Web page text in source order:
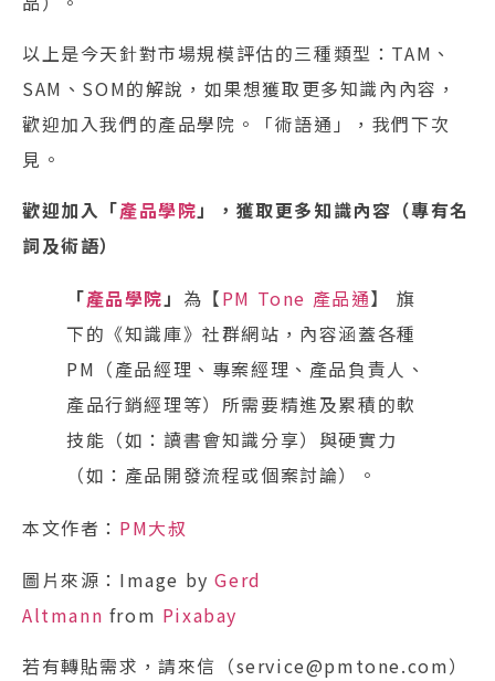
以上是今天針對市場規模評估的三種類型：TAM、
SAM、SOM的解說，如果想獲取更多知識內內容，
歡迎加入我們的產品學院。「術語通」，我們下次
見。
歡迎加入「產品學院」，獲取更多知識內容（專有名
詞及術語）
「產品學院」 為【PM Tone 產品通】 旗
下的《知識庫》社群網站，內容涵蓋各種
PM（產品經理、專案經理、產品負責人、
產品行銷經理等）所需要精進及累積的軟
技能（如：讀書會知識分享）與硬實力
（如：產品開發流程或個案討論）。
本文作者： PM大叔
圖片來源：Image byGerd
Altmann from Pixabay
若有轉貼需求，請來信（service@pmtone.com）